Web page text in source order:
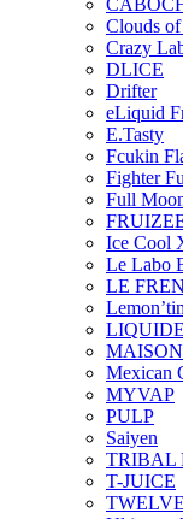
Clouds
Crazy
DLICE
Drifter
eLiquid
E.Tasty
Fcukin
Fighter
Full
Ice Cool
Le Labo
LE
Mexican
MYVAP
PULP
Saiyen
TRIBAL
T-JUICE